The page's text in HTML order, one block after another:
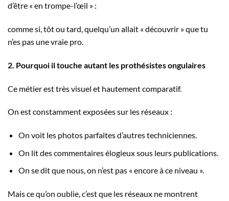
d’être « en trompe-l’œil » :
comme si, tôt ou tard, quelqu’un allait « découvrir » que tu
n’es pas une vraie pro.
2. Pourquoi il touche autant les prothésistes ongulaires
Ce métier est très visuel et hautement comparatif.
On est constamment exposées sur les réseaux :
On voit les photos parfaites d’autres techniciennes.
On lit des commentaires élogieux sous leurs publications.
On se dit que nous, on n’est pas « encore à ce niveau ».
Mais ce qu’on oublie, c’est que les réseaux ne montrent